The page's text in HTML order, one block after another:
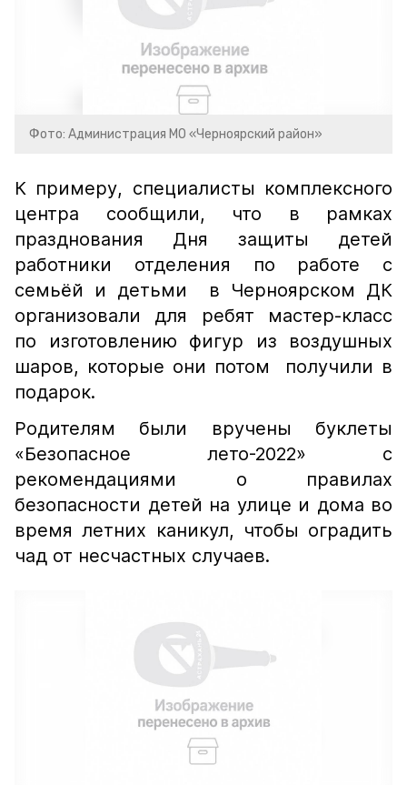
Фото: Администрация МО «Черноярский район»
К примеру, специалисты комплексного
центра сообщили, что в рамках
празднования Дня защиты детей
работники отделения по работе с
семьёй и детьми в Черноярском ДК
организовали для ребят мастер-класс
по изготовлению фигур из воздушных
шаров, которые они потом получили в
подарок.
Родителям были вручены буклеты
«Безопасное лето-2022» с
рекомендациями о правилах
безопасности детей на улице и дома во
время летних каникул, чтобы оградить
чад от несчастных случаев.